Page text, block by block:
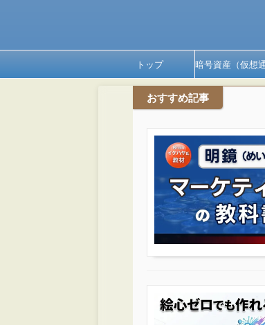
トップ 暗号資産（仮想通
おすすめ記事